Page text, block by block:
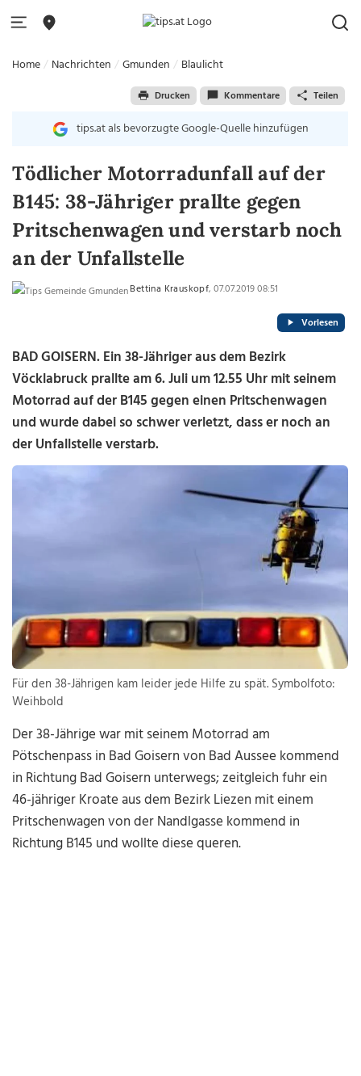
Home Nachrichten Gmunden Blaulicht
Drucken Kommentare Teilen
tips.at als bevorzugte Google-Quelle hinzufügen
Tödlicher Motorradunfall auf der
B145: 38-Jähriger prallte gegen
Pritschenwagen und verstarb noch
an der Unfallstelle
Bettina Krauskopf, 07.07.2019 08:51
Vorlesen
BAD GOISERN. Ein 38-Jähriger aus dem Bezirk
Vöcklabruck prallte am 6. Juli um 12.55 Uhr mit seinem
Motorrad auf der B145 gegen einen Pritschenwagen
und wurde dabei so schwer verletzt, dass er noch an
der Unfallstelle verstarb.
Für den 38-Jährigen kam leider jede Hilfe zu spät. Symbolfoto:
Weihbold
Der 38-Jährige war mit seinem Motorrad am
Pötschenpass in Bad Goisern von Bad Aussee kommend
in Richtung Bad Goisern unterwegs; zeitgleich fuhr ein
46-jähriger Kroate aus dem Bezirk Liezen mit einem
Pritschenwagen von der Nandlgasse kommend in
Richtung B145 und wollte diese queren.